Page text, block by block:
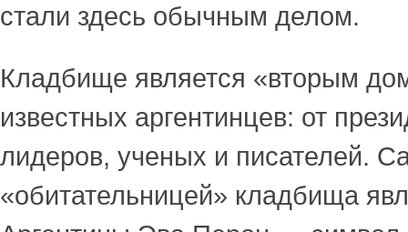
стали здесь обычным делом.
Кладбище является «вторым
известных аргентинцев: от
лидеров, ученых и писателей.
«обитательницей» кладбища